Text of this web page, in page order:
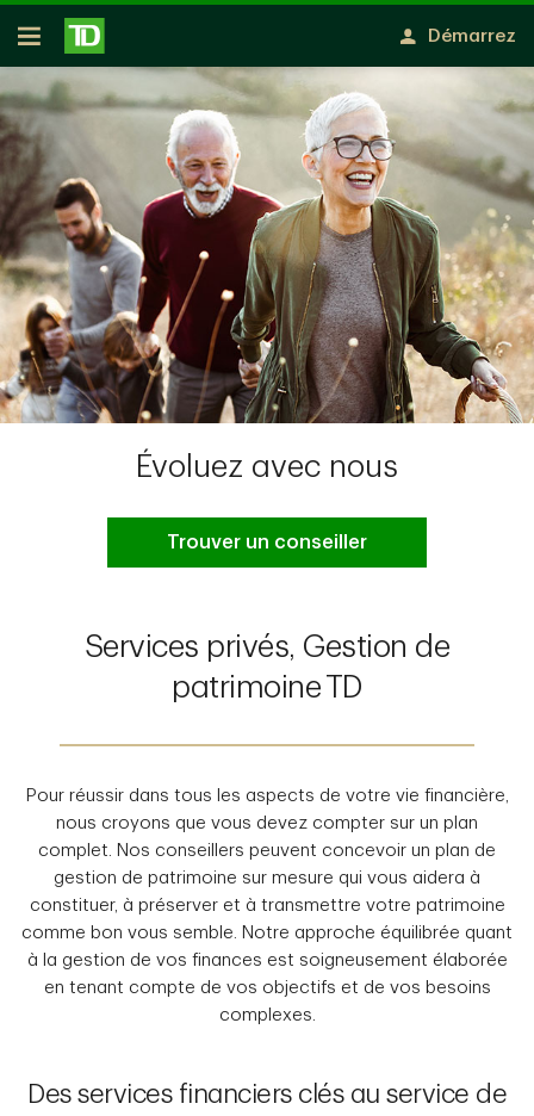
Passer au contenu principal
Ouvert
Démarrez
Évoluez avec nous
Trouver un conseiller
Services privés, Gestion de
patrimoine TD
Pour réussir dans tous les aspects de votre vie financière,
nous croyons que vous devez compter sur un plan
complet. Nos conseillers peuvent concevoir un plan de
gestion de patrimoine sur mesure qui vous aidera à
constituer, à préserver et à transmettre votre patrimoine
comme bon vous semble. Notre approche équilibrée quant
à la gestion de vos finances est soigneusement élaborée
en tenant compte de vos objectifs et de vos besoins
complexes.
Des services financiers clés au service de